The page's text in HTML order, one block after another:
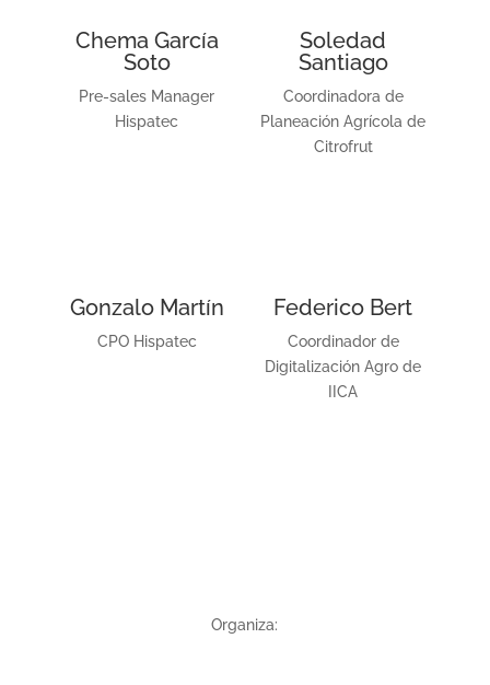
Chema García
Soto
Pre-sales Manager
Hispatec
Soledad
Santiago
Coordinadora de
Planeación Agrícola de
Citrofrut
Gonzalo Martín
CPO Hispatec
Federico Bert
Coordinador de
Digitalización Agro de
IICA
Organiza: